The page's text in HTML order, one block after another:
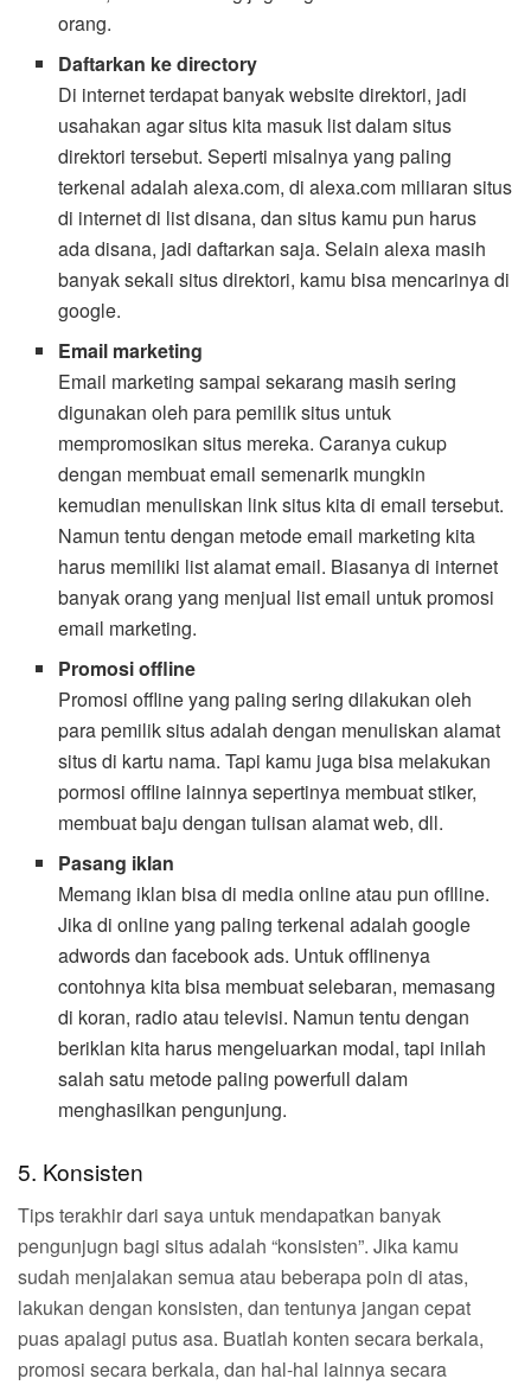
orang.
Daftarkan ke directory
Di internet terdapat banyak website direktori, jadi
usahakan agar situs kita masuk list dalam situs
direktori tersebut. Seperti misalnya yang paling
terkenal adalah alexa.com, di alexa.com miliaran situs
di internet di list disana, dan situs kamu pun harus
ada disana, jadi daftarkan saja. Selain alexa masih
banyak sekali situs direktori, kamu bisa mencarinya di
google.
Email marketing
Email marketing sampai sekarang masih sering
digunakan oleh para pemilik situs untuk
mempromosikan situs mereka. Caranya cukup
dengan membuat email semenarik mungkin
kemudian menuliskan link situs kita di email tersebut.
Namun tentu dengan metode email marketing kita
harus memiliki list alamat email. Biasanya di internet
banyak orang yang menjual list email untuk promosi
email marketing.
Promosi offline
Promosi offline yang paling sering dilakukan oleh
para pemilik situs adalah dengan menuliskan alamat
situs di kartu nama. Tapi kamu juga bisa melakukan
pormosi offline lainnya sepertinya membuat stiker,
membuat baju dengan tulisan alamat web, dll.
Pasang iklan
Memang iklan bisa di media online atau pun oflline.
Jika di online yang paling terkenal adalah google
adwords dan facebook ads. Untuk offlinenya
contohnya kita bisa membuat selebaran, memasang
di koran, radio atau televisi. Namun tentu dengan
beriklan kita harus mengeluarkan modal, tapi inilah
salah satu metode paling powerfull dalam
menghasilkan pengunjung.
5. Konsisten
Tips terakhir dari saya untuk mendapatkan banyak
pengunjugn bagi situs adalah “konsisten”. Jika kamu
sudah menjalakan semua atau beberapa poin di atas,
lakukan dengan konsisten, dan tentunya jangan cepat
puas apalagi putus asa. Buatlah konten secara berkala,
promosi secara berkala, dan hal-hal lainnya secara